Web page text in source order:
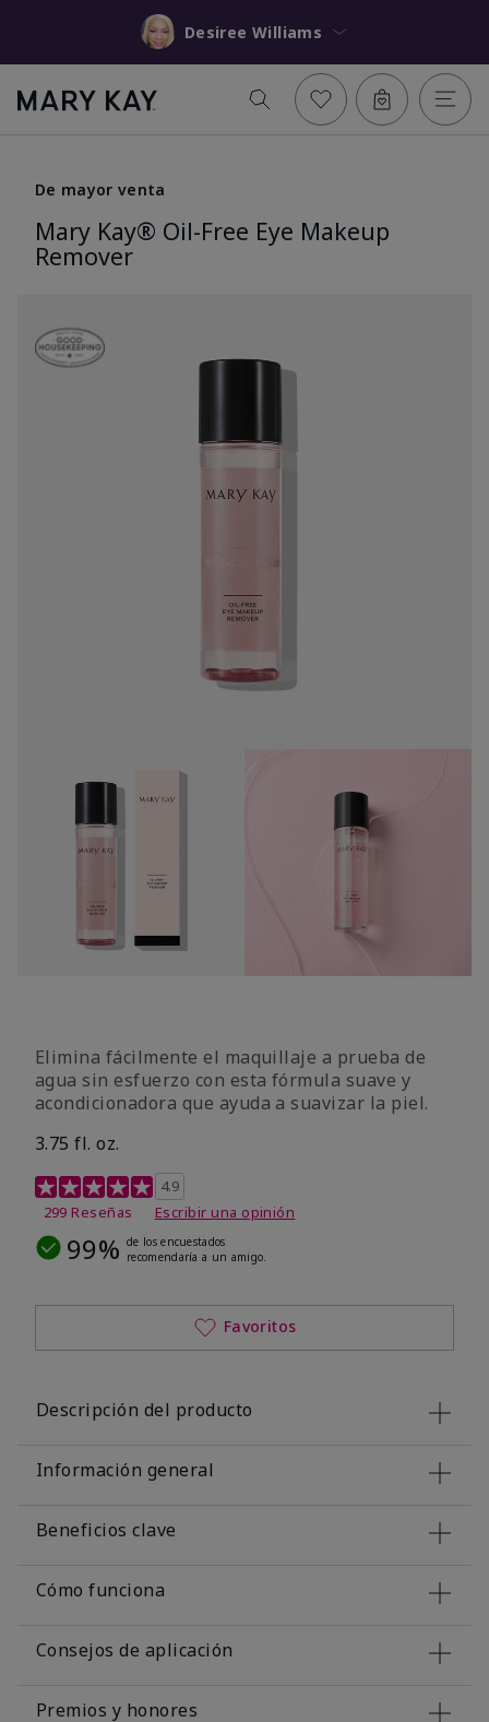
Desiree Williams
De mayor venta
Mary Kay® Oil-Free Eye Makeup
Remover
Elimina fácilmente el maquillaje a prueba de
agua sin esfuerzo con esta fórmula suave y
acondicionadora que ayuda a suavizar la piel.
3.75 fl. oz.
Calificación de clientes de 4,8 de 5
4.9
299 Reseñas
Escribir una opinión
99% de los encuestados
recomendaría a un amigo.
Favoritos
Descripción del producto
Información general
Beneficios clave
Cómo funciona
Consejos de aplicación
Premios y honores